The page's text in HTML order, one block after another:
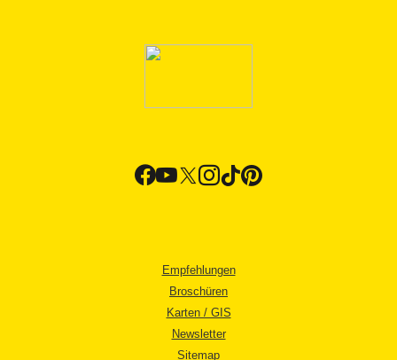
Empfehlungen
Broschüren
Karten / GIS
Newsletter
Sitemap